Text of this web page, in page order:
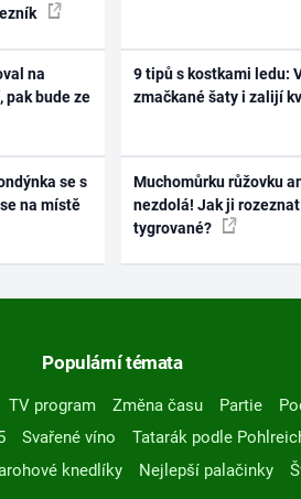
na
pak bude ze
se s
na místě
9 tipů s kostkami ledu:
zmačkané šaty i zalijí
Muchomůrku růžovku
nezdolá! Jak ji
tygrované?
Populární témata
TV program Změna času Partie
Svařené víno Tatarák podle
knedlíky Nejlepší palačinky